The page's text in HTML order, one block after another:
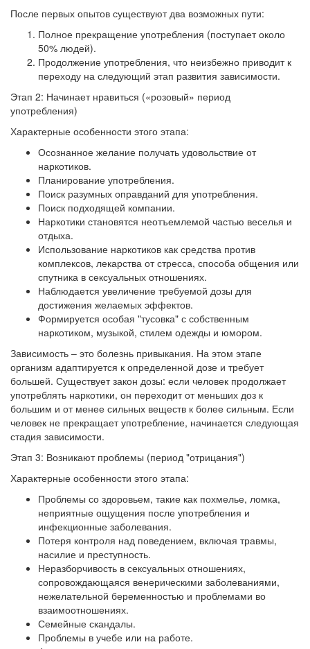
После первых опытов существуют два возможных пути:
Полное прекращение употребления (поступает около
50% людей).
Продолжение употребления, что неизбежно приводит к
переходу на следующий этап развития зависимости.
Этап 2: Начинает нравиться («розовый» период
употребления)
Характерные особенности этого этапа:
Осознанное желание получать удовольствие от
наркотиков.
Планирование употребления.
Поиск разумных оправданий для употребления.
Поиск подходящей компании.
Наркотики становятся неотъемлемой частью веселья и
отдыха.
Использование наркотиков как средства против
комплексов, лекарства от стресса, способа общения или
спутника в сексуальных отношениях.
Наблюдается увеличение требуемой дозы для
достижения желаемых эффектов.
Формируется особая "тусовка" с собственным
наркотиком, музыкой, стилем одежды и юмором.
Зависимость – это болезнь привыкания. На этом этапе
организм адаптируется к определенной дозе и требует
большей. Существует закон дозы: если человек продолжает
употреблять наркотики, он переходит от меньших доз к
большим и от менее сильных веществ к более сильным. Если
человек не прекращает употребление, начинается следующая
стадия зависимости.
Этап 3: Возникают проблемы (период "отрицания")
Характерные особенности этого этапа:
Проблемы со здоровьем, такие как похмелье, ломка,
неприятные ощущения после употребления и
инфекционные заболевания.
Потеря контроля над поведением, включая травмы,
насилие и преступность.
Неразборчивость в сексуальных отношениях,
сопровождающаяся венерическими заболеваниями,
нежелательной беременностью и проблемами во
взаимоотношениях.
Семейные скандалы.
Проблемы в учебе или на работе.